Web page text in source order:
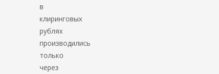
в
клиринговых
рублях
производились
только
через